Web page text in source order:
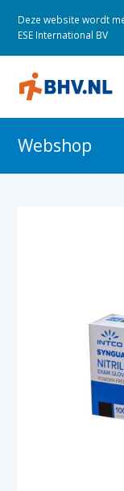
Deze website wordt
ESE International BV
Webshop